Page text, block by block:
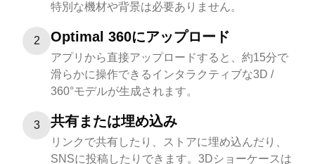
特別な機材や背景は必要ありません。
2 Optimal 360にアップロード
アプリから直接アップロードすると、約15分で
滑らかに操作できるインタラクティブな3D /
360°モデルが生成されます。
3 共有または埋め込み
リンクで共有したり、ストアに埋め込んだり、
SNSに投稿したりできます。3Dショーケースは